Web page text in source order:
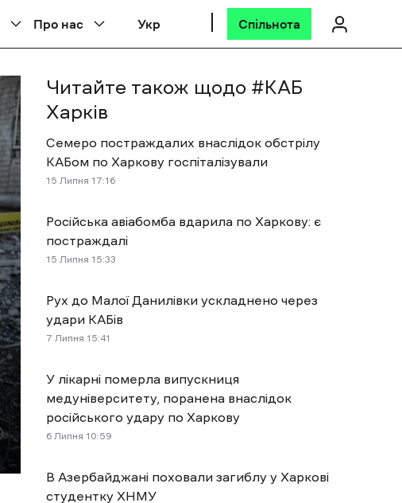
Про нас Укр Спільнота
Читайте також щодо # КАБ
Харків
Семеро постраждалих внаслідок обстрілу
КАБом по Харкову госпіталізували
15 Липня 17:16
Російська авіабомба вдарила по Харкову: є
постраждалі
15 Липня 15:33
Рух до Малої Данилівки ускладнено через
удари КАБів
7 Липня 15:41
У лікарні померла випускниця
медуніверситету, поранена внаслідок
російського удару по Харкову
6 Липня 10:59
В Азербайджані поховали загиблу у Харкові
студентку ХНМУ